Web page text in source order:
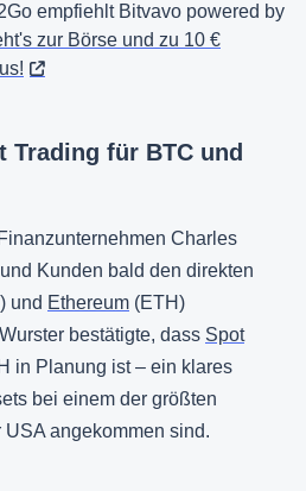
empfiehlt Bitvavo powered by
zur Börse und zu 10 €
Trading für BTC und
Charles
Kunden bald den direkten
und Ethereum (ETH)
bestätigte, dass Spot
in Planung ist – ein klares
bei einem der größten
angekommen sind.